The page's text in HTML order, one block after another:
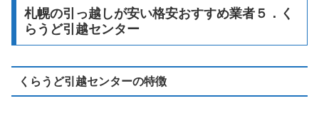
札幌の引っ越しが安い格安おすすめ業者５．く
らうど引越センター
くらうど引越センターの特徴